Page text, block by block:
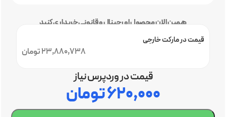
همین الان محصول اورجینال و قانونی خریداری کنید
23,880,738 تومان
قیمت در مارکت خارجی
قیمت در وردپرس نیاز
۶۲۰,۰۰۰تومان